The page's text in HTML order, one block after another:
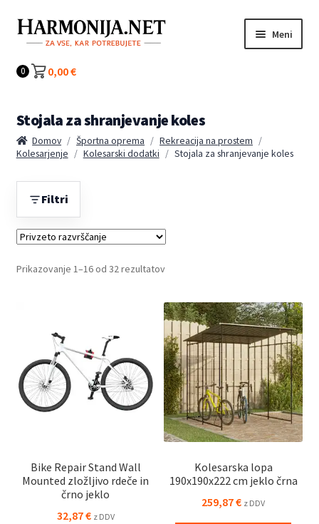
Preskoči
na
navigacijo
Preskoči
na
vsebino
Meni
0 0,00€
Stojala za shranjevanje koles
Domov / Športna oprema / Rekreacija na prostem /
Kolesarjenje / Kolesarski dodatki / Stojala za shranjevanje koles
Filtri
Prikazovanje 1–16 od 32 rezultatov
Bike Repair Stand Wall
Mounted zložljivo rdeče in
črno jeklo
32,87€ z DDV
Kolesarska lopa
190x190x222 cm jeklo črna
259,87€ z DDV